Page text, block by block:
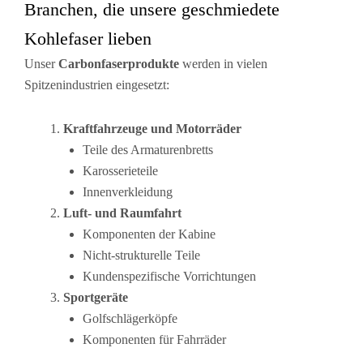
Branchen, die unsere geschmiedete
Kohlefaser lieben
UnserCarbonfaserprodukte werden in vielen
Spitzenindustrien eingesetzt:
Kraftfahrzeuge und Motorräder
Teile des Armaturenbretts
Karosserieteile
Innenverkleidung
Luft- und Raumfahrt
Komponenten der Kabine
Nicht-strukturelle Teile
Kundenspezifische Vorrichtungen
Sportgeräte
Golfschlägerköpfe
Komponenten für Fahrräder